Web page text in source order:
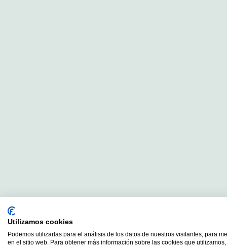
Utilizamos cookies
Podemos utilizarlas para el análisis de los datos de nuestros visitantes, para
en el sitio web. Para obtener más información sobre las cookies que